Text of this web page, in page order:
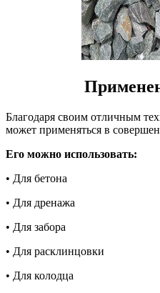
Благодаря своим отличным
может применяться в
Его можно использовать:
• Для бетона
• Для дренажа
• Для забора
• Для расклинцовки
• Для колодца